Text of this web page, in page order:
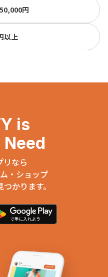
円
以上
is
Need
リなら
・ショップ
かります。